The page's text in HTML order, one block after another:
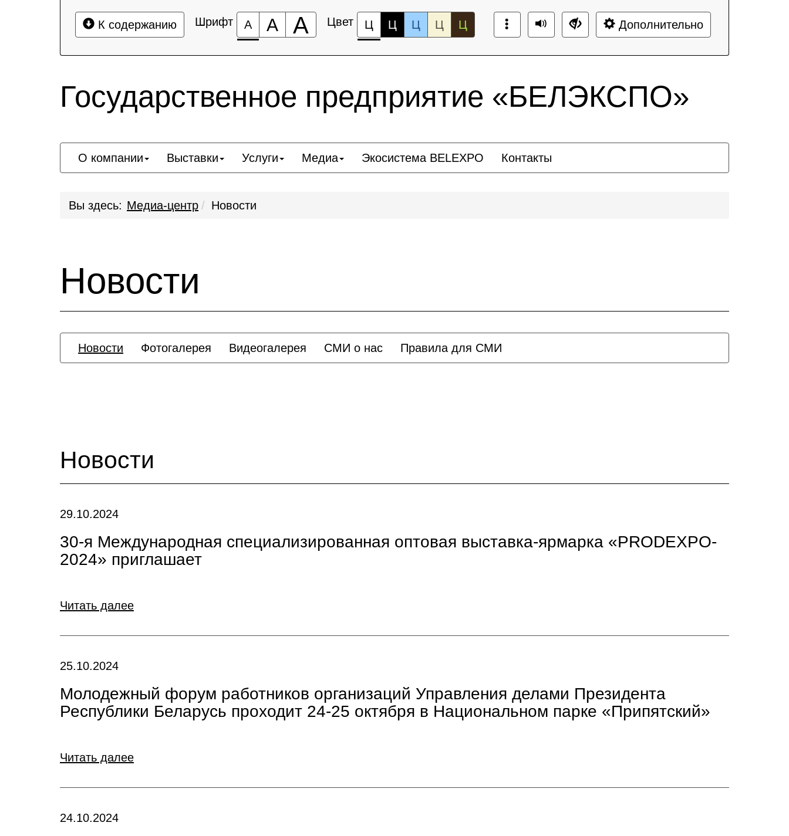
К содержанию Шрифт А А А Цвет Ц Ц Ц Ц Ц Дополнительно
Государственное предприятие «БЕЛЭКСПО»
О компании Выставки Услуги Медиа Экосистема BELEXPO Контакты
Вы здесь: Медиа-центр Новости
Новости
Новости Фотогалерея Видеогалерея СМИ о нас Правила для СМИ
Новости
29.10.2024
30-я Международная специализированная оптовая выставка-ярмарка «PRODEXPO-
2024» приглашает
Читать далее
25.10.2024
Молодежный форум работников организаций Управления делами Президента
Республики Беларусь проходит 24-25 октября в Национальном парке «Припятский»
Читать далее
24.10.2024